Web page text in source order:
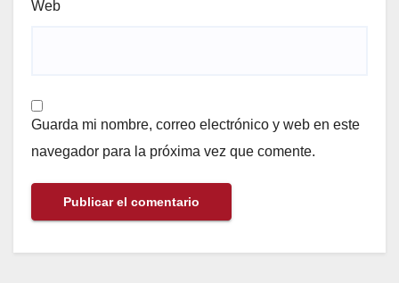
Web
Guarda mi nombre, correo electrónico y web en este
navegador para la próxima vez que comente.